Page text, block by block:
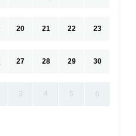
20 21 22 23
27 28 29 30
3 4 5 6